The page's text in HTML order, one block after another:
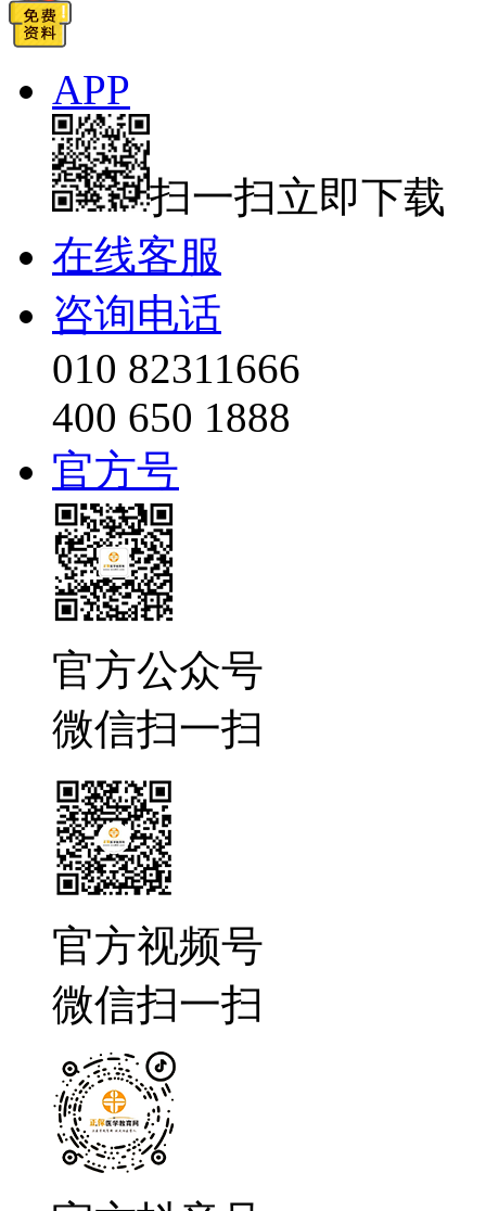
APP
扫一扫立即下载
在线客服
咨询电话
010 82311666
400 650 1888
官方号
官方公众号
微信扫一扫
官方视频号
微信扫一扫